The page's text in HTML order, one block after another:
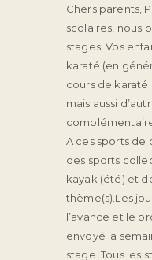
Chers parents,
scolaires, nous
stages. Vos
karaté (en
cours de karaté
mais aussi
A ces sports de
des sports
kayak (été) et
thème(s).Les
l’avance et le
envoyé la
stage. Tous les